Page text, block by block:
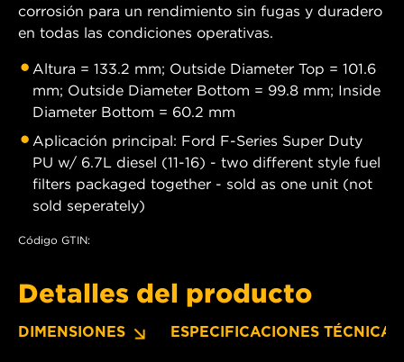
corrosión para un rendimiento sin fugas y duradero
en todas las condiciones operativas.
Altura = 133.2 mm; Outside Diameter Top = 101.6
mm; Outside Diameter Bottom = 99.8 mm; Inside
Diameter Bottom = 60.2 mm
Aplicación principal: Ford F-Series Super Duty
PU w/ 6.7L diesel (11-16) - two different style fuel
filters packaged together - sold as one unit (not
sold seperately)
Código GTIN:
Detalles del producto
DIMENSIONES ESPECIFICACIONES TÉCNICAS